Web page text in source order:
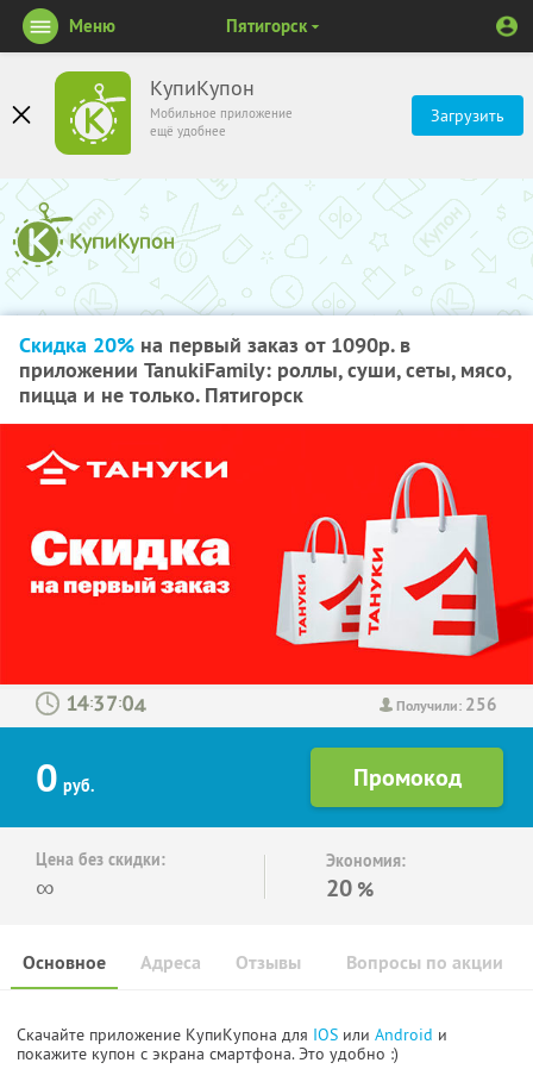
КупиКупон
Мобильное приложение
ещё удобнее
Загрузить
Меню Пятигорск
Скидка 20% на первый заказ от 1090р. в
приложении TanukiFamily: роллы, суши, сеты, мясо,
пицца и не только. Пятигорск
Получили: 256
: :
0 руб.
Цена без скидки:
∞
Экономия:
20 %
Основное Отзывы Вопросы по акции
Адреса
Скачайте приложение КупиКупона для IOS или Android и
покажите купон с экрана смартфона. Это удобно :)